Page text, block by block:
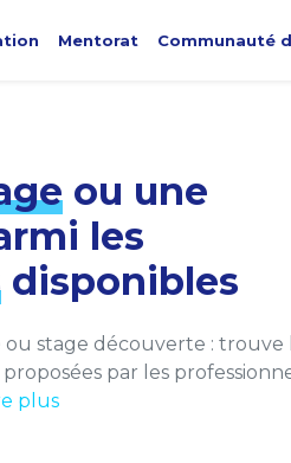
Mentorat Communauté
ou une
les
disponibles
stage découverte : trouve
par les
plus